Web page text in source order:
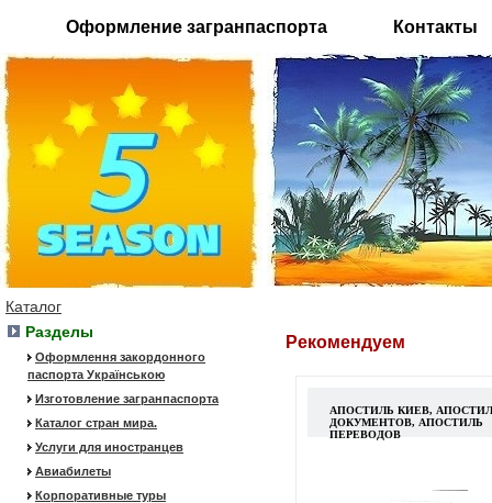
Оформление загранпаспорта Контакты
Каталог
Разделы
Оформлення закордонного
паспорта Українською
Изготовление загранпаспорта
Каталог стран мира.
Услуги для иностранцев
Авиабилеты
Корпоративные туры
Рекомендуем
АПОСТИЛЬ КИЕВ,
ДОКУМЕНТОВ, АПОСТИЛЬ
ПЕРЕВОДОВ